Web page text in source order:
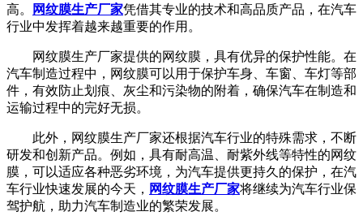
高。
网纹膜生产厂家凭借其专业的技术和高品质产品，在汽车
行业中发挥着越来越重要的作用。
网纹膜生产厂家提供的网纹膜，具有优异的保护性能。在
汽车制造过程中，网纹膜可以用于保护车身、车窗、车灯等部
件，有效防止划痕、灰尘和污染物的附着，确保汽车在制造和
运输过程中的完好无损。
此外，网纹膜生产厂家还根据汽车行业的特殊需求，不断
研发和创新产品。例如，具有耐高温、耐紫外线等特性的网纹
膜，可以适应各种恶劣环境，为汽车提供更持久的保护，在汽
车行业快速发展的今天， 网纹膜生产厂家将继续为汽车行业保
驾护航，助力汽车制造业的繁荣发展。